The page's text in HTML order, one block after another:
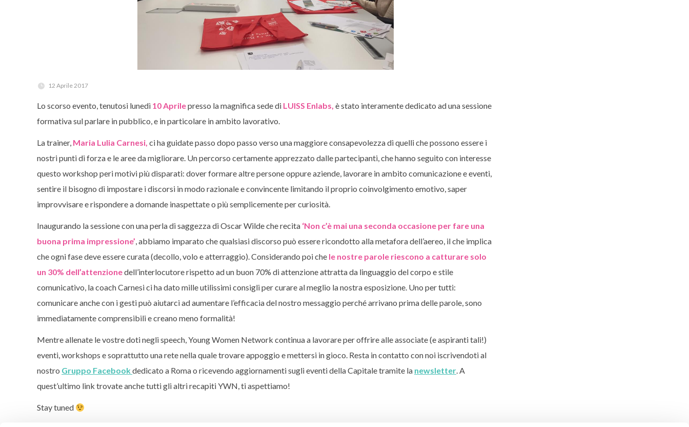
12 Aprile 2017
Lo scorso evento, tenutosi lunedì 10 Aprilepresso la magnifica sede di LUISS Enlabs, è stato interamente dedicato ad una sessione
formativa sul parlare in pubblico, e in particolare in ambito lavorativo.
La trainer, Maria Lulia Carnesi, ci ha guidate passo dopo passo verso una maggiore consapevolezza di quelli che possono essere i
nostri punti di forza e le aree da migliorare. Un percorso certamente apprezzato dalle partecipanti, che hanno seguito con interesse
questo workshop peri motivi più disparati: dover formare altre persone oppure aziende, lavorare in ambito comunicazione e eventi,
sentire il bisogno di impostare i discorsi in modo razionale e convincente limitando il proprio coinvolgimento emotivo, saper
improvvisare e rispondere a domande inaspettate o più semplicemente per curiosità.
Inaugurando la sessione con una perla di saggezza di Oscar Wilde che recita ‘Non c’è mai una seconda occasione per fare una
buona prima impressione’, abbiamo imparato che qualsiasi discorso può essere ricondotto alla metafora dell’aereo, il che implica
che ogni fase deve essere curata (decollo, volo e atterraggio). Considerando poi che le nostre parole riescono a catturare solo
un 30% dell’attenzionedell’interlocutore rispetto ad un buon 70% di attenzione attratta da linguaggio del corpo e stile
comunicativo, la coach Carnesi ci ha dato mille utilissimi consigli per curare al meglio la nostra esposizione. Uno per tutti:
comunicare anche con i gesti può aiutarci ad aumentare l’efficacia del nostro messaggio perché arrivano prima delle parole, sono
immediatamente comprensibili e creano meno formalità!
Mentre allenate le vostre doti negli speech, Young Women Network continua a lavorare per offrire alle associate (e aspiranti tali!)
eventi, workshops e soprattutto una rete nella quale trovare appoggio e mettersi in gioco. Resta in contatto con noi iscrivendoti al
nostro Gruppo Facebookdedicato a Roma o ricevendo aggiornamenti sugli eventi della Capitale tramite la newsletter. A
quest’ultimo link trovate anche tutti gli altri recapiti YWN, ti aspettiamo!
Stay tuned